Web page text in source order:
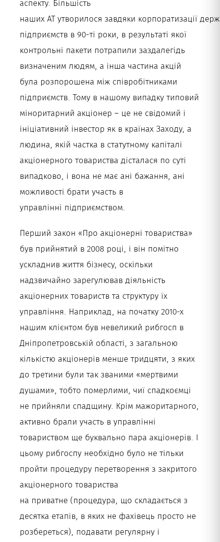
аспекту. Більшість
наших АТ утворилося завдяки корпоратизації
підприємств в 90-ті роки, в результаті якої
контрольні пакети потрапили заздалегідь
визначеним людям, а інша частина акцій
була розпорошена між співробітниками
підприємств. Тому в нашому випадку типовий
міноритарний акціонер – це не свідомий і
ініціативний інвестор як в країнах Заходу, а
людина, якій частка в статутному капіталі
акціонерного товариства дісталася по суті
випадково, і вона не має ані бажання, ані
можливості брати участь в
управлінні підприємством.
Перший закон «Про акціонерні товариства»
був прийнятий в 2008 році, і він помітно
ускладнив життя бізнесу, оскільки
надзвичайно зарегулював діяльність
акціонерних товариств та структуру їх
управління. Наприклад, на початку 2010-х
нашим клієнтом був невеликий рибгосп в
Дніпропетровській області, з загальною
кількістю акціонерів менше тридцяти, з яких
до третини були так званими «мертвими
душами», тобто померлими, чиї спадкоємці
не прийняли спадщину. Крім мажоритарного,
активно брали участь в управлінні
товариством ще буквально пара акціонерів. І
цьому рибгоспу необхідно було не тільки
пройти процедуру перетворення з закритого
акціонерного товариства
на приватне (процедура, що складається з
десятка етапів, в яких не фахівець просто не
розбереться), подавати регулярну і